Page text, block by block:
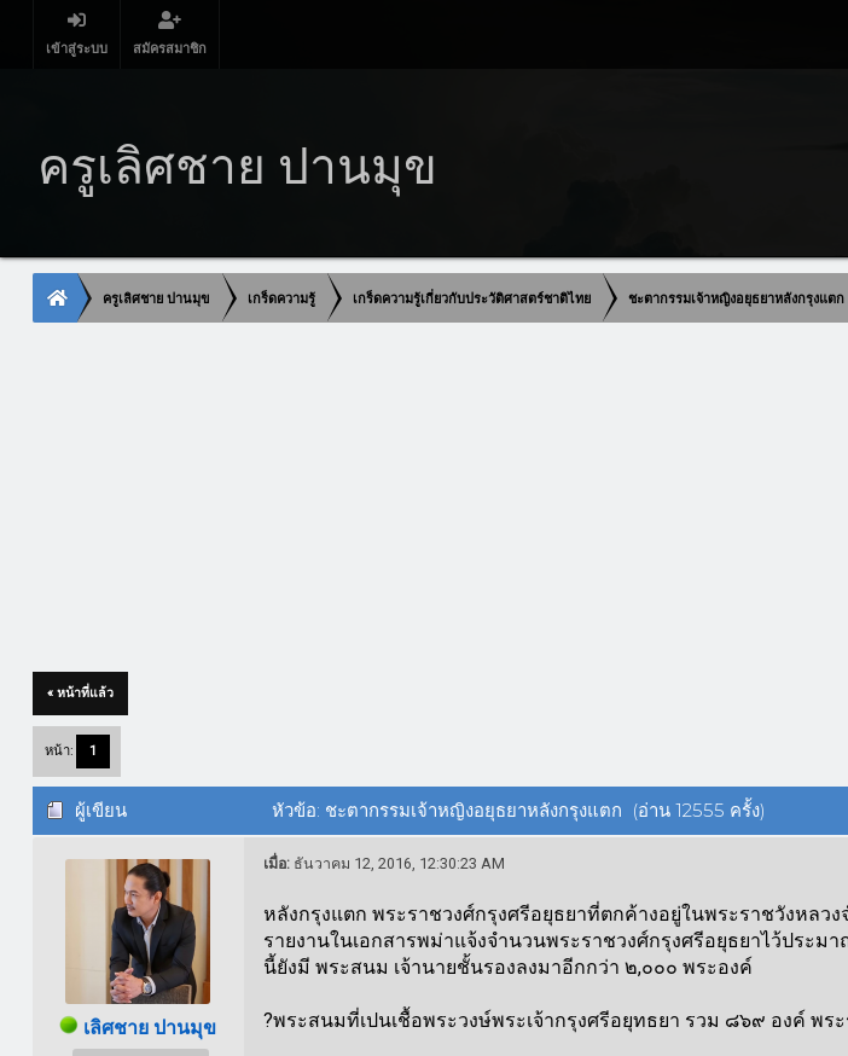
เข้าสู่ระบบ สมัครสมาชิก
ครูเลิศชาย ปานมุข
ครูเลิศชาย ปานมุข เกร็ดความรู้ เกร็ดความรู้เกี่ยวกับประวัติศาสตร์ชาติไทย ชะตากรรมเจ้าหญิงอยุธยาหลังกรุงแตก
« หน้าที่แล้ว
หน้า: 1
ผู้เขียน หัวข้อ: ชะตากรรมเจ้าหญิงอยุธยาหลังกรุงแตก (อ่าน 12555 ครั้ง)
เลิศชาย ปานมุข
เมื่อ:ธันวาคม 12, 2016, 12:30:23 AM
หลังกรุงแตก พระราชวงศ์กรุงศรีอยุธยาที่ตกค้างอยู่ในพระราชวังห
รายงานในเอกสารพม่าแจ้งจำนวนพระราชวงศ์กรุงศรีอยุธยาไว้ประ
นี้ยังมี พระสนม เจ้านายชั้นรองลงมาอีกกว่า ๒,๐๐๐ พระองค์
?พระสนมที่เปนเชื้อพระวงษ์พระเจ้ากรุงศรีอยุทธยา รวม ๘๖๙ องค์ พ